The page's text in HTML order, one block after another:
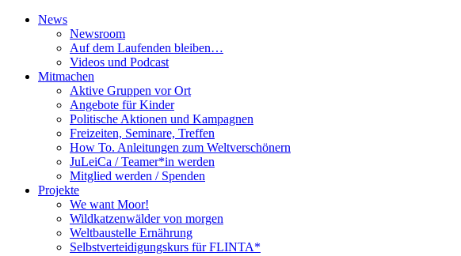
News
Newsroom
Auf dem Laufenden bleiben…
Videos und Podcast
Mitmachen
Aktive Gruppen vor Ort
Angebote für Kinder
Politische Aktionen und Kampagnen
Freizeiten, Seminare, Treffen
How To. Anleitungen zum Weltverschönern
JuLeiCa / Teamer*in werden
Mitglied werden / Spenden
Projekte
We want Moor!
Wildkatzenwälder von morgen
Weltbaustelle Ernährung
Selbstverteidigungskurs für FLINTA*